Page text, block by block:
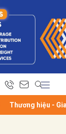
Thương hiệu -